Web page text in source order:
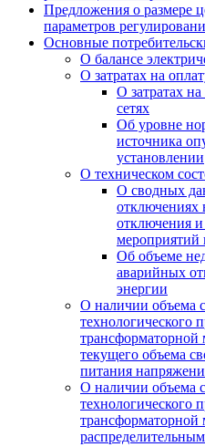
Предложения о размере
параметров
Основные
О балансе
О затратах на
О затратах
сетях
Об уровне
источника
установлении
О техническом
О сводных
отключениях
отключения
мероприятий
Об объеме
аварийных
энергии
О наличии объема
технологического
трансформаторной
текущего объема
питания
О наличии объема
технологического